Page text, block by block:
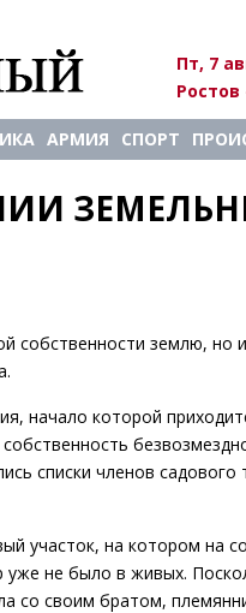
Пт, 7
Ростов
АРМИЯ СПОРТ
собственности землю, но
начало которой
списки членов
участок, на котором на
не было в живых.
со своим братом,